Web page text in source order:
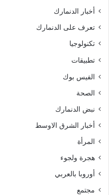
أخبار الدنمارك
تعرف على الدنمارك
تكنولوجيا
تطبيقات
الفيس بوك
الصحة
نبض الدنمارك
أخبار الشرق الاوسط
المرأة
هجرة ولجوء
أوروبا بالعربي
مجتمع